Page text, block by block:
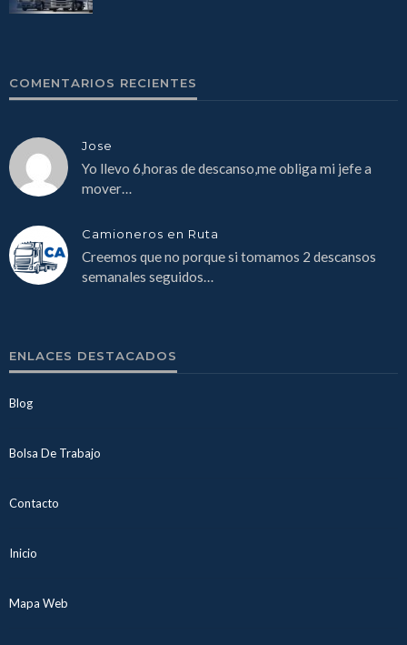
COMENTARIOS RECIENTES
Jose
Yo llevo 6,horas de descanso,me obliga mi jefe a
mover…
Camioneros en Ruta
Creemos que no porque si tomamos 2 descansos
semanales seguidos…
ENLACES DESTACADOS
Blog
Bolsa De Trabajo
Contacto
Inicio
Mapa Web